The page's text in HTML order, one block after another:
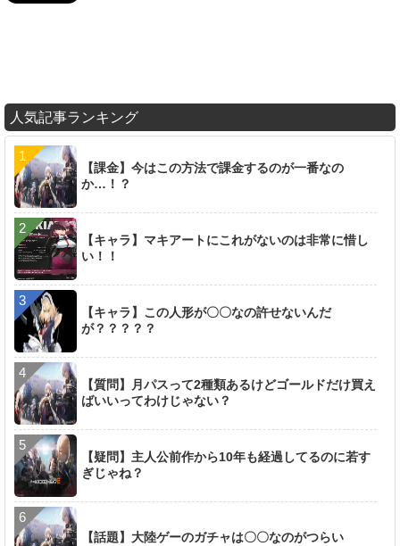
人気記事ランキング
【課金】今はこの方法で課金するのが一番なの
か…！？
【キャラ】マキアートにこれがないのは非常に惜し
い！！
【キャラ】この人形が〇〇なの許せないんだ
が？？？？？
【質問】月パスって2種類あるけどゴールドだけ買え
ばいいってわけじゃない？
【疑問】主人公前作から10年も経過してるのに若す
ぎじゃね？
【話題】大陸ゲーのガチャは〇〇なのがつらい